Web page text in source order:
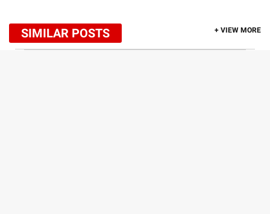
SIMILAR POSTS + VIEW MORE